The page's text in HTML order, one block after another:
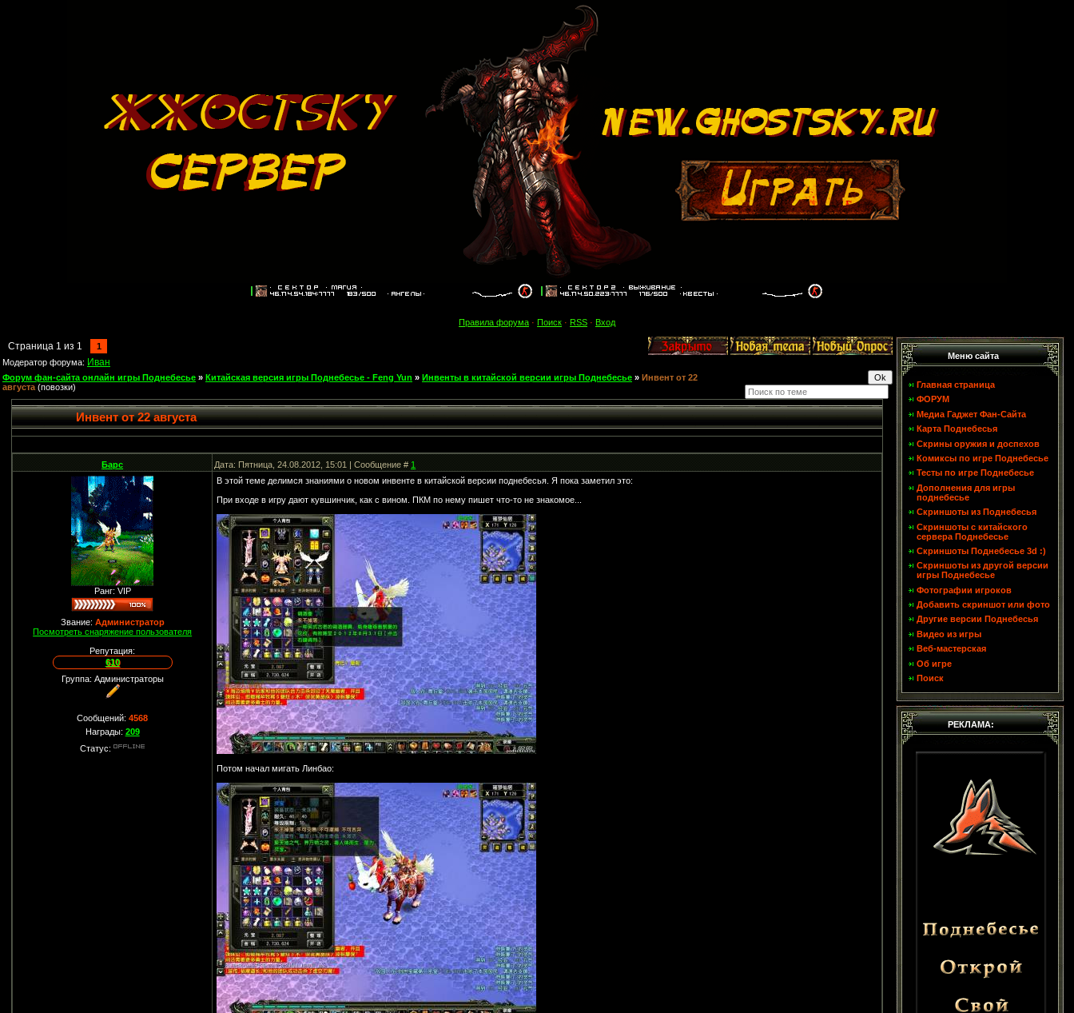
Правила форума · Поиск · RSS · Вход
Страница 1 из 1
1
Модератор форума: Иван
Форум фан-сайта онлайн игры Поднебесье » Китайская версия игры Поднебесье - Feng Yun » Инвенты в китайской версии игры Поднебесье » Инвент от 22
августа (повозки)
Инвент от 22 августа
Барс Дата: Пятница, 24.08.2012, 15:01 | Сообщение #1
Ранг: VIP
Звание: Администратор
Посмотреть снаряжение пользователя
Репутация:
610
Группа: Администраторы
Сообщений:4568
Награды: 209
Статус:
В этой теме делимся знаниями о новом инвенте в китайской версии поднебесья. Я пока заметил это:
При входе в игру дают кувшинчик, как с вином. ПКМ по нему пишет что-то не знакомое...
Потом начал мигать Линбао:
Меню сайта
Главная страница
ФОРУМ
Медиа Гаджет Фан-Сайта
Карта Поднебесья
Скрины оружия и доспехов
Комиксы по игре Поднебесье
Тесты по игре Поднебесье
Дополнения для игры
поднебесье
Скриншоты из Поднебесья
Скриншоты с китайского
сервера Поднебесье
Скриншоты Поднебесье 3d :)
Скриншоты из другой версии
игры Поднебесье
Фотографии игроков
Добавить скриншот или фото
Другие версии Поднебесья
Видео из игры
Веб-мастерская
Об игре
Поиск
РЕКЛАМА: